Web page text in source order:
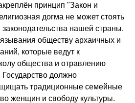
принцип "Закон и
догма не может стоять
нашей страны.
обществу архаичных и
которые ведут к
общества и отравлению
должно
традиционные семейные
женщин и свободу культуры.